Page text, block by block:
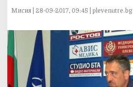
Мисия | 28-09-2017, 09:45 | plevenutre.bg